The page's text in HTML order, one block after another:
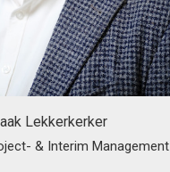
Lekkerkerker
& Interim Management